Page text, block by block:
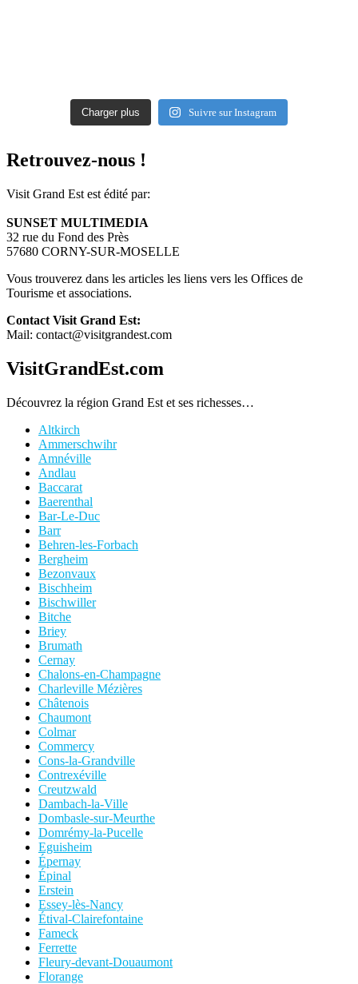
Charger plus Suivre sur Instagram
Retrouvez-nous !
Visit Grand Est est édité par:
SUNSET MULTIMEDIA
32 rue du Fond des Près
57680 CORNY-SUR-MOSELLE
Vous trouverez dans les articles les liens vers les Offices de
Tourisme et associations.
Contact Visit Grand Est:
Mail: contact@visitgrandest.com
VisitGrandEst.com
Découvrez la région Grand Est et ses richesses…
Altkirch
Ammerschwihr
Amnéville
Andlau
Baccarat
Baerenthal
Bar-Le-Duc
Barr
Behren-les-Forbach
Bergheim
Bezonvaux
Bischheim
Bischwiller
Bitche
Briey
Brumath
Cernay
Chalons-en-Champagne
Charleville Mézières
Châtenois
Chaumont
Colmar
Commercy
Cons-la-Grandville
Contrexéville
Creutzwald
Dambach-la-Ville
Dombasle-sur-Meurthe
Domrémy-la-Pucelle
Eguisheim
Épernay
Épinal
Erstein
Essey-lès-Nancy
Étival-Clairefontaine
Fameck
Ferrette
Fleury-devant-Douaumont
Florange